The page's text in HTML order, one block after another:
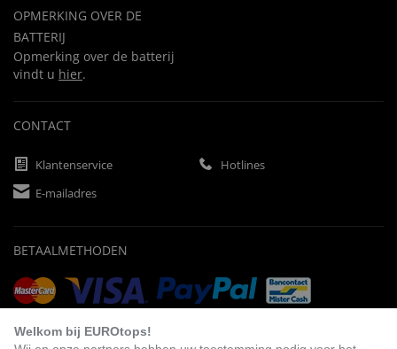
OPMERKING OVER DE
BATTERIJ
Opmerking over de batterij
vindt u hier.
CONTACT
Klantenservice
Hotlines
E-mailadres
BETAALMETHODEN
Welkom bij EUROtops!